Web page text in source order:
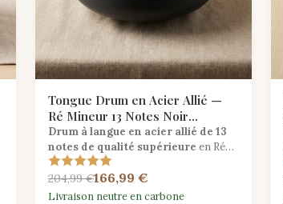
Tongue Drum en Acier Allié —
Ré Mineur 13 Notes Noir
Obsidienne
Drum à langue en acier allié de 13
notes de qualité supérieure en Ré
Mineur avec une finition noire
obsidienne frappante, délivrant des
tons méditatifs profonds pour les
204,99 €166,99 €
Livraison neutre en carbone